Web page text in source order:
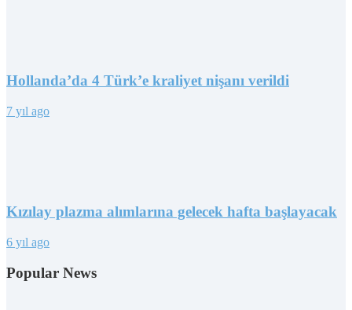
Hollanda’da 4 Türk’e kraliyet nişanı verildi
7 yıl ago
Kızılay plazma alımlarına gelecek hafta başlayacak
6 yıl ago
Popular News